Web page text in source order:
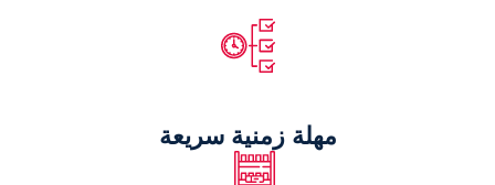
مهلة زمنية سريعة